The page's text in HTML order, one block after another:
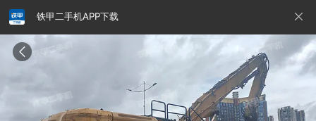
铁甲二手机APP下载
请输入手机号